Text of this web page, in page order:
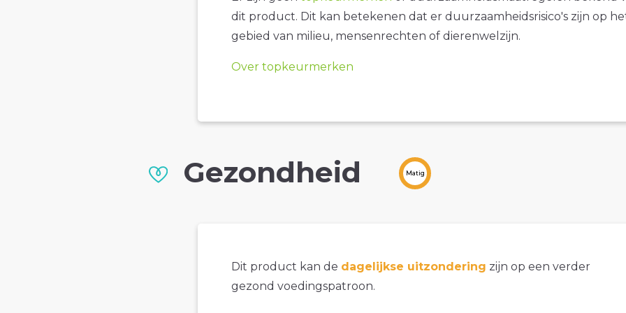
dit product. Dit kan betekenen dat er duurzaamheidsrisico's zijn op
gebied van milieu, mensenrechten of dierenwelzijn.
Over topkeurmerken
Gezondheid Matig
Dit product kan de dagelijkse uitzondering zijn op een verder
gezond voedingspatroon.